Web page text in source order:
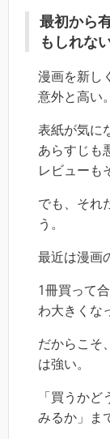
最初から
もしれな
漫画を新し
意外と高い。
表紙が気に
あらすじも
レビューも
でも、それ
う。
最近は漫画
1冊買って
わ大きくな
だからこそ
は強い。
「買うか
みるか」ま